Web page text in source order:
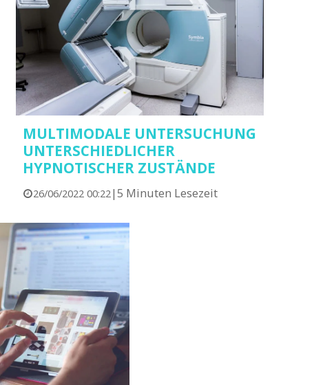
MULTIMODALE UNTERSUCHUNG
UNTERSCHIEDLICHER
HYPNOTISCHER ZUSTÄNDE
26/06/2022 00:22|5 Minuten Lesezeit